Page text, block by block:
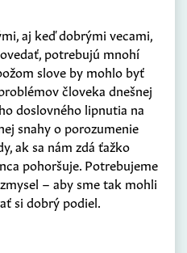
aj keď dobrými vecami,
potrebujú mnohí
slove by mohlo byť
človeka dnešnej
doslovného lipnutia na
snahy o porozumenie
ak sa nám zdá ťažko
pohoršuje. Potrebujeme
– aby sme tak mohli
si dobrý podiel.